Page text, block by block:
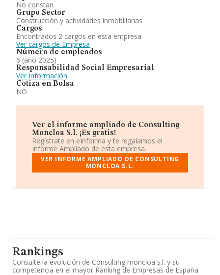
No constan
Grupo Sector
Construcción y actividades inmobiliarias
Cargos
Encontrados 2 cargos en esta empresa
Ver cargos de Empresa
Número de empleados
6 (año 2025)
Responsabilidad Social Empresarial
Ver Información
Cotiza en Bolsa
NO
Ver el informe ampliado de Consulting
Moncloa S.l. ¡Es gratis!
Regístrate en eInforma y te regalamos el
Informe Ampliado de esta empresa.
VER INFORME AMPLIADO DE CONSULTING
MONCLOA S.L.
Rankings
Consulte la evolución de Consulting moncloa s.l. y su
competencia en el mayor Ranking de Empresas de España